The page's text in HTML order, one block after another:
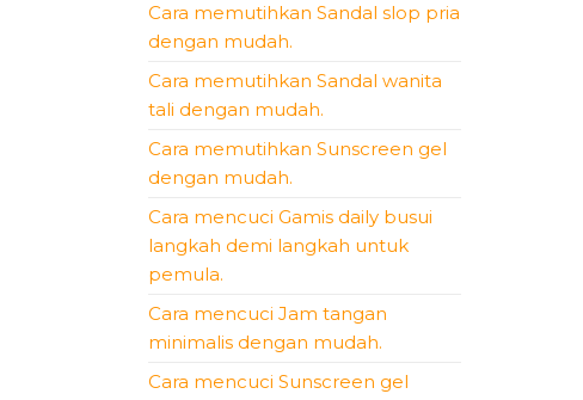
Cara memutihkan Sandal slop pria
dengan mudah.
Cara memutihkan Sandal wanita
tali dengan mudah.
Cara memutihkan Sunscreen gel
dengan mudah.
Cara mencuci Gamis daily busui
langkah demi langkah untuk
pemula.
Cara mencuci Jam tangan
minimalis dengan mudah.
Cara mencuci Sunscreen gel